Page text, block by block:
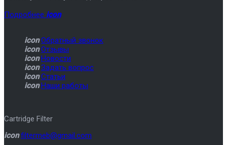
Подробнее icon
icon Обратный звонок
icon Отзывы
icon Новости
icon Задать вопрос
icon Статьи
icon Наши работы
Cartridge Filter
icon filtermeb@gmail.com